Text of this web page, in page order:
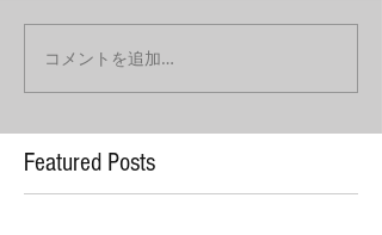
コメントを追加…
Featured Posts